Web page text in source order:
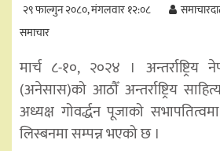
२९ फाल्गुन २०८०, मंगलवार १२:०८
समाचार
मार्च ८-१०, २०२४ । अन्तर्राष्ट्रिय
(अनेसास)को आठौँ अन्तर्राष्ट्रिय
अध्यक्ष गोवर्द्धन पूजाको
लिस्बनमा सम्पन्न भएको छ ।